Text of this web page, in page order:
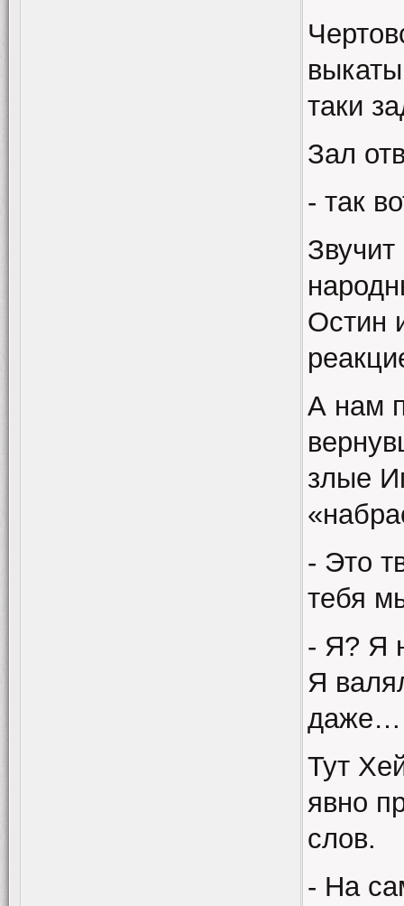
таки
Зал
- так
Остин
А нам
злые
- Это
тебя
- Я? Я
Я
даже…
Тут
явно
слов.
- На